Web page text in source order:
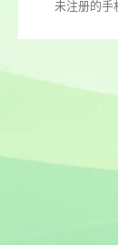
未注册的手